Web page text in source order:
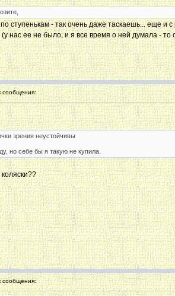
ступенькам - так очень даже таскаешь... еще и
нас ее не было, и я все время о ней думала - то
зрения неустойчивы
но себе бы я такую не купила.